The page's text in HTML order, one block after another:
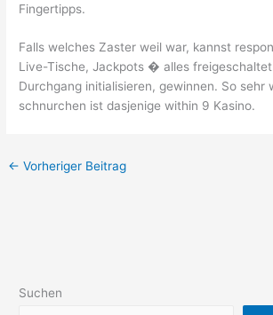
Fingertipps.
Falls welches Zaster weil war, kannst
Live-Tische, Jackpots � alles
Durchgang initialisieren, gewinnen. So sehr
schnurchen ist dasjenige within 9 Kasino.
← Vorheriger Beitrag
Suchen